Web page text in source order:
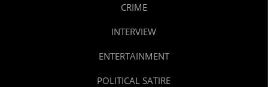
CRIME
INTERVIEW
ENTERTAINMENT
POLITICAL SATIRE